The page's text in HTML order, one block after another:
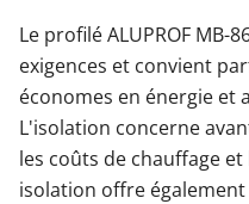
Le profilé ALUPROF MB-
exigences et convient
économes en énergie et
L'isolation concerne
les coûts de chauffage
isolation offre